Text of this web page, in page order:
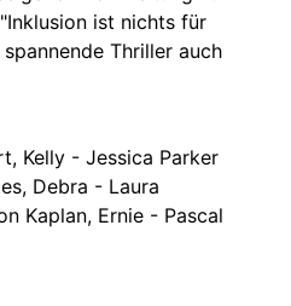
ist nichts für
Thriller auch
Kelly - Jessica Parker
Debra - Laura
Kaplan, Ernie - Pascal